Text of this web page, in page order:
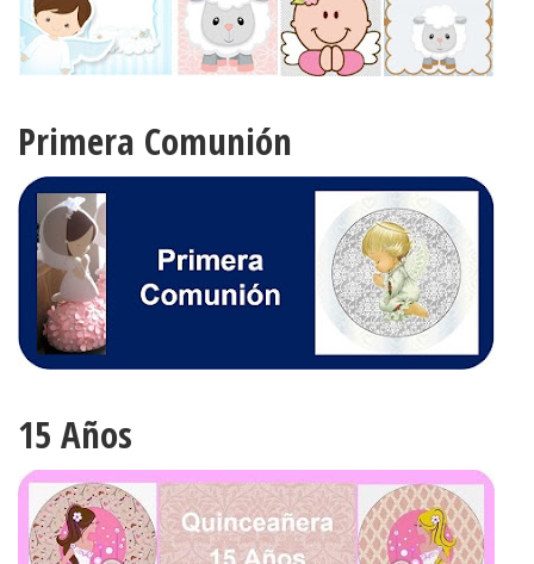
Primera Comunión
15 Años